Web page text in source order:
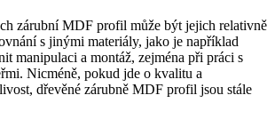
zárubní MDF profil může být jejich relativně
s jinými materiály, jako je například
manipulaci a montáž, zejména při práci s
Nicméně, pokud jde o kvalitu a
dřevěné zárubně MDF profil jsou stále